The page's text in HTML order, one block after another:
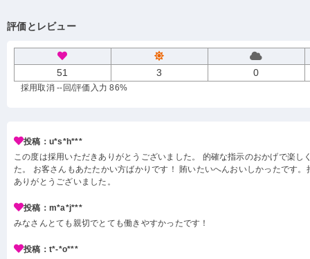
評価とレビュー
51 3 0
採用取消 --回/評価入力 86%
投稿：u*s*h***
この度は採用いただきありがとうございました。 的確な指示のおかげで楽し
た。 お客さんもあたたかい方ばかりです！ 賄いたいへんおいしかったです。
ありがとうございました。
投稿：m*a*j***
みなさんとても親切でとても働きやすかったです！
投稿：t*-*o***